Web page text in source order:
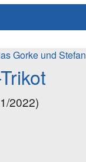
Gorke und
2022)